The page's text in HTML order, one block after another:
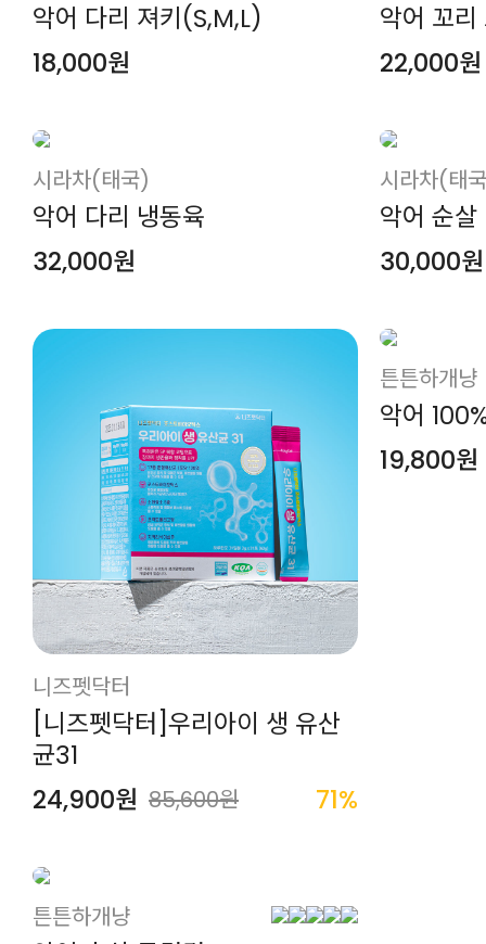
악어 다리 져키(S,M,L)
18,000원
악어 꼬
22,000원
시라차(태국)
악어 다리 냉동육
32,000원
시라차(태
악어 순살
30,000원
니즈펫닥터
[니즈펫닥터]우리아이 생 유산
균31
24,900원 85,600원 71%
튼튼하개냥
악어
19,800원
튼튼하개냥